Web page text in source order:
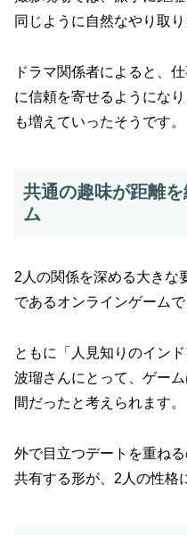
同じように自然なやり取
ドラマ関係者によると、
に信頼を寄せるようにな
も増えていったそうです。
共通の趣味が距離
ム
2人の関係を深める大きな
であるオンラインゲームで
ともに「人見知りのイン
波瑠さんにとって、ゲー
間だったと考えられます。
外で目立つデートを重ね
共有する形が、2人の性格